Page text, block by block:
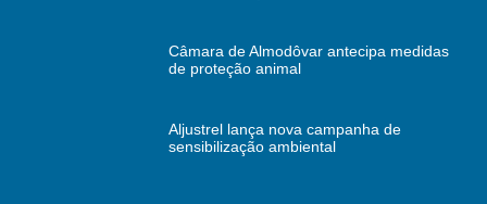
Câmara de Almodôvar antecipa medidas
de proteção animal
Aljustrel lança nova campanha de
sensibilização ambiental